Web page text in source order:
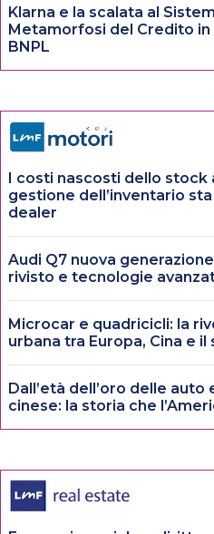
Klarna e la scalata al
Metamorfosi del Credito
BNPL
I costi nascosti dello stock
gestione dell’inventario
dealer
Audi Q7 nuova
rivisto e tecnologie
Microcar e quadricicli: la
urbana tra Europa, Cina e
Dall’età dell’oro delle
cinese: la storia che